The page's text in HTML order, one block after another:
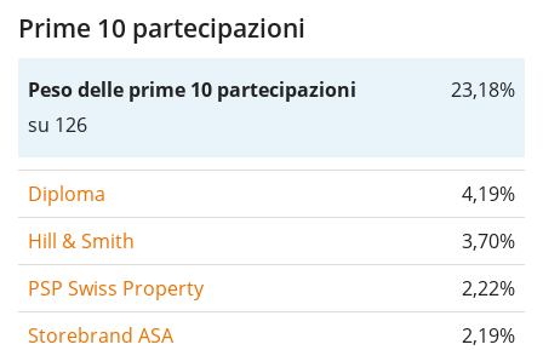
Prime 10 partecipazioni
Peso delle prime 10 partecipazioni
su 126
23,18%
Diploma
4,19%
Hill & Smith
3,70%
PSP Swiss Property
2,22%
Storebrand ASA
2,19%